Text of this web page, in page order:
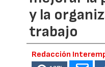
y la
trabajo
Redacción